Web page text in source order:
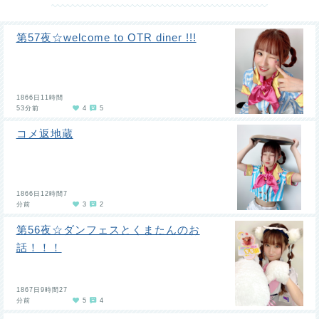
第57夜☆welcome to OTR diner !!!
1866日11時間
53分前
4 5
コメ返地蔵
1866日12時間7
分前
3 2
第56夜☆ダンフェスとくまたんのお
話！！！
1867日9時間27
分前
5 4